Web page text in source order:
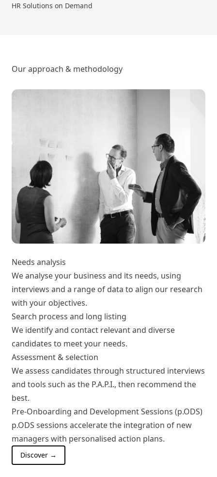
HR Solutions on Demand
Our approach & methodology
Needs analysis
We analyse your business and its needs, using
interviews and a range of data to align our research
with your objectives.
Search process and long listing
We identify and contact relevant and diverse
candidates to meet your needs.
Assessment & selection
We assess candidates through structured interviews
and tools such as the P.A.P.I., then recommend the
best.
Pre-Onboarding and Development Sessions (p.ODS)
p.ODS sessions accelerate the integration of new
managers with personalised action plans.
Discover →